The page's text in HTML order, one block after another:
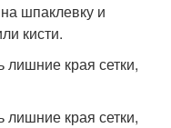
шпаклевку и
кисти.
лишние края сетки,
лишние края сетки,